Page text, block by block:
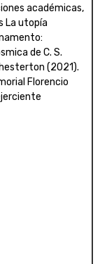
académicas,
La utopía
de C. S.
(2021).
Florencio